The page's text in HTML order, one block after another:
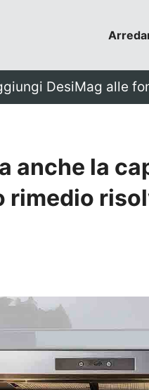
DesiMag alle
anche la
rimedio